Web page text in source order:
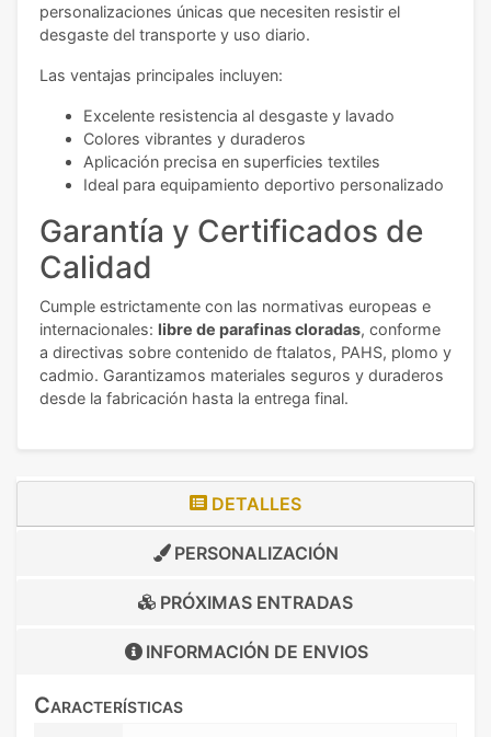
personalizaciones únicas que necesiten resistir el
desgaste del transporte y uso diario.
Las ventajas principales incluyen:
Excelente resistencia al desgaste y lavado
Colores vibrantes y duraderos
Aplicación precisa en superficies textiles
Ideal para equipamiento deportivo personalizado
Garantía y Certificados de
Calidad
Cumple estrictamente con las normativas europeas e
internacionales: libre de parafinas cloradas, conforme
a directivas sobre contenido de ftalatos, PAHS, plomo y
cadmio. Garantizamos materiales seguros y duraderos
desde la fabricación hasta la entrega final.
DETALLES
PERSONALIZACIÓN
PRÓXIMAS ENTRADAS
INFORMACIÓN DE ENVIOS
Características